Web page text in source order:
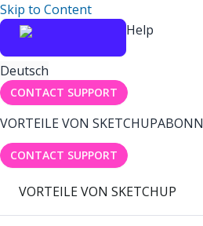
Skip to Content
Help
Deutsch
CONTACT SUPPORT
VORTEILE VON SKETCHUP
CONTACT SUPPORT
VORTEILE VON SKETCHUP